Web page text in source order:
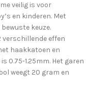
veilig is voor
en kinderen. Met
keuze.
verschillende effen
haakkatoen en
0.75-1.25mm. Het garen
weegt 20 gram en